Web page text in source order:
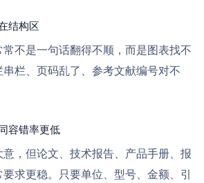
结构区
不是一句话翻得不顺，而是图表找不
栏、页码乱了、参考文献编号对不
容错率更低
，但论文、技术报告、产品手册、报
求更稳。只要单位、型号、金额、引